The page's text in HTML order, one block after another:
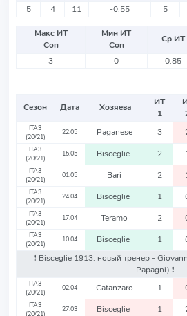
5
4 11 -0.55 5
Макс ИТ
Соп
Мин ИТ
Соп
Ср ИТ
3
0 0.85
Сезон Дата Хозяева
ИТ
1
ITA3
(20/21)
22.05 Paganese 3
ITA3
(20/21)
15.05 Bisceglie 2
ITA3
(20/21)
01.05 Bari 2
ITA3
(20/21)
24.04 Bisceglie 1
ITA3
(20/21)
17.04 Teramo 2
ITA3
(20/21)
10.04 Bisceglie 1
❗️ Bisceglie 1913: новый тренер -
Papagni) ❗️
ITA3
(20/21)
02.04 Catanzaro 1
ITA3
(20/21)
27.03 Bisceglie 1